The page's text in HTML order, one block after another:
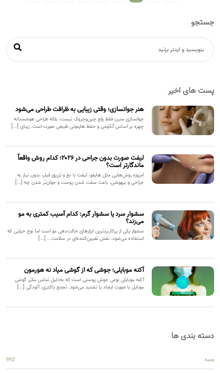
جستجو
پست های اخیر
هنر جوانسازی؛ وقتی زیبایی به ظرافت طراحی می‌شود
جوانسازی مدرن فقط رفع چین‌وچروک نیست، بلکه طراحی هوشمندانه
چهره بر اساس آناتومی و حفظ هارمونی طبیعی صورت است. زیبای [...]
لیفت صورت بدون جراحی در ۲۰۲۶؛ کدام روش واقعاً
ماندگارتر است؟
امروزه روش‌هایی مثل هایفو، لیفت با نخ و تزریق فیلر، بدون نیاز به
جراحی و بیهوشی، باعث سفت شدن پوست و جوان‌تر شدن چه [...]
سشوار سرد یا سشوار گرم: کدام آسیب کمتری به مو
می‌زند؟
سشوار یکی از پرکاربردترین ابزارهای حالت‌دهی مو است اما نوع حرارتی که
استفاده می‌شود، نقش تعیین‌کننده‌ای در سلامت... [...]
آکنه موبایلی؛ جوشی که از گوشی میاد نه هورمون
آکنه موبایلی نوعی جوش پوستی است که به‌دلیل تماس مکرر گوشی
موبایل با صورت ایجاد یا تشدید می‌شود. تجمع باکتری، آلودگی [...]
دسته بندی ها
همه 992